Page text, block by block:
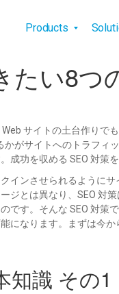
Products
たい8つ
サイトの土台作りでも
がサイトへのトラフィ
成功を収める SEO 対策
インさせられるように
ジとは異なり、SEO 対
です。そんな SEO 対
になります。まずは今
知識 その